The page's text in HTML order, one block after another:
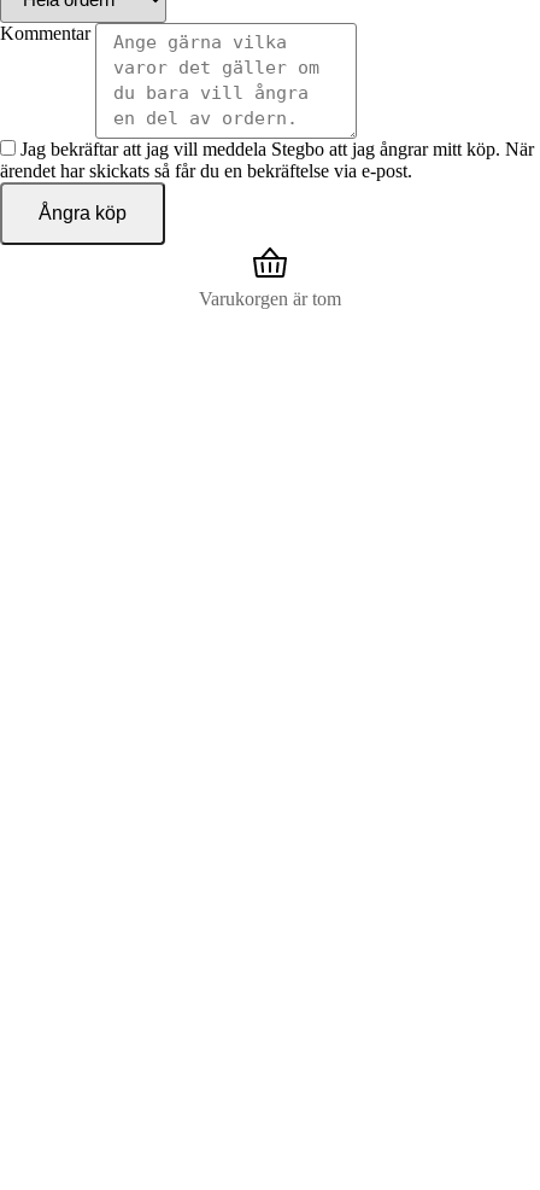
Kommentar
Jag bekräftar att jag vill meddela Stegbo att jag ångrar mitt köp. När
ärendet har skickats så får du en bekräftelse via e-post.
Ångra köp
Varukorgen är tom